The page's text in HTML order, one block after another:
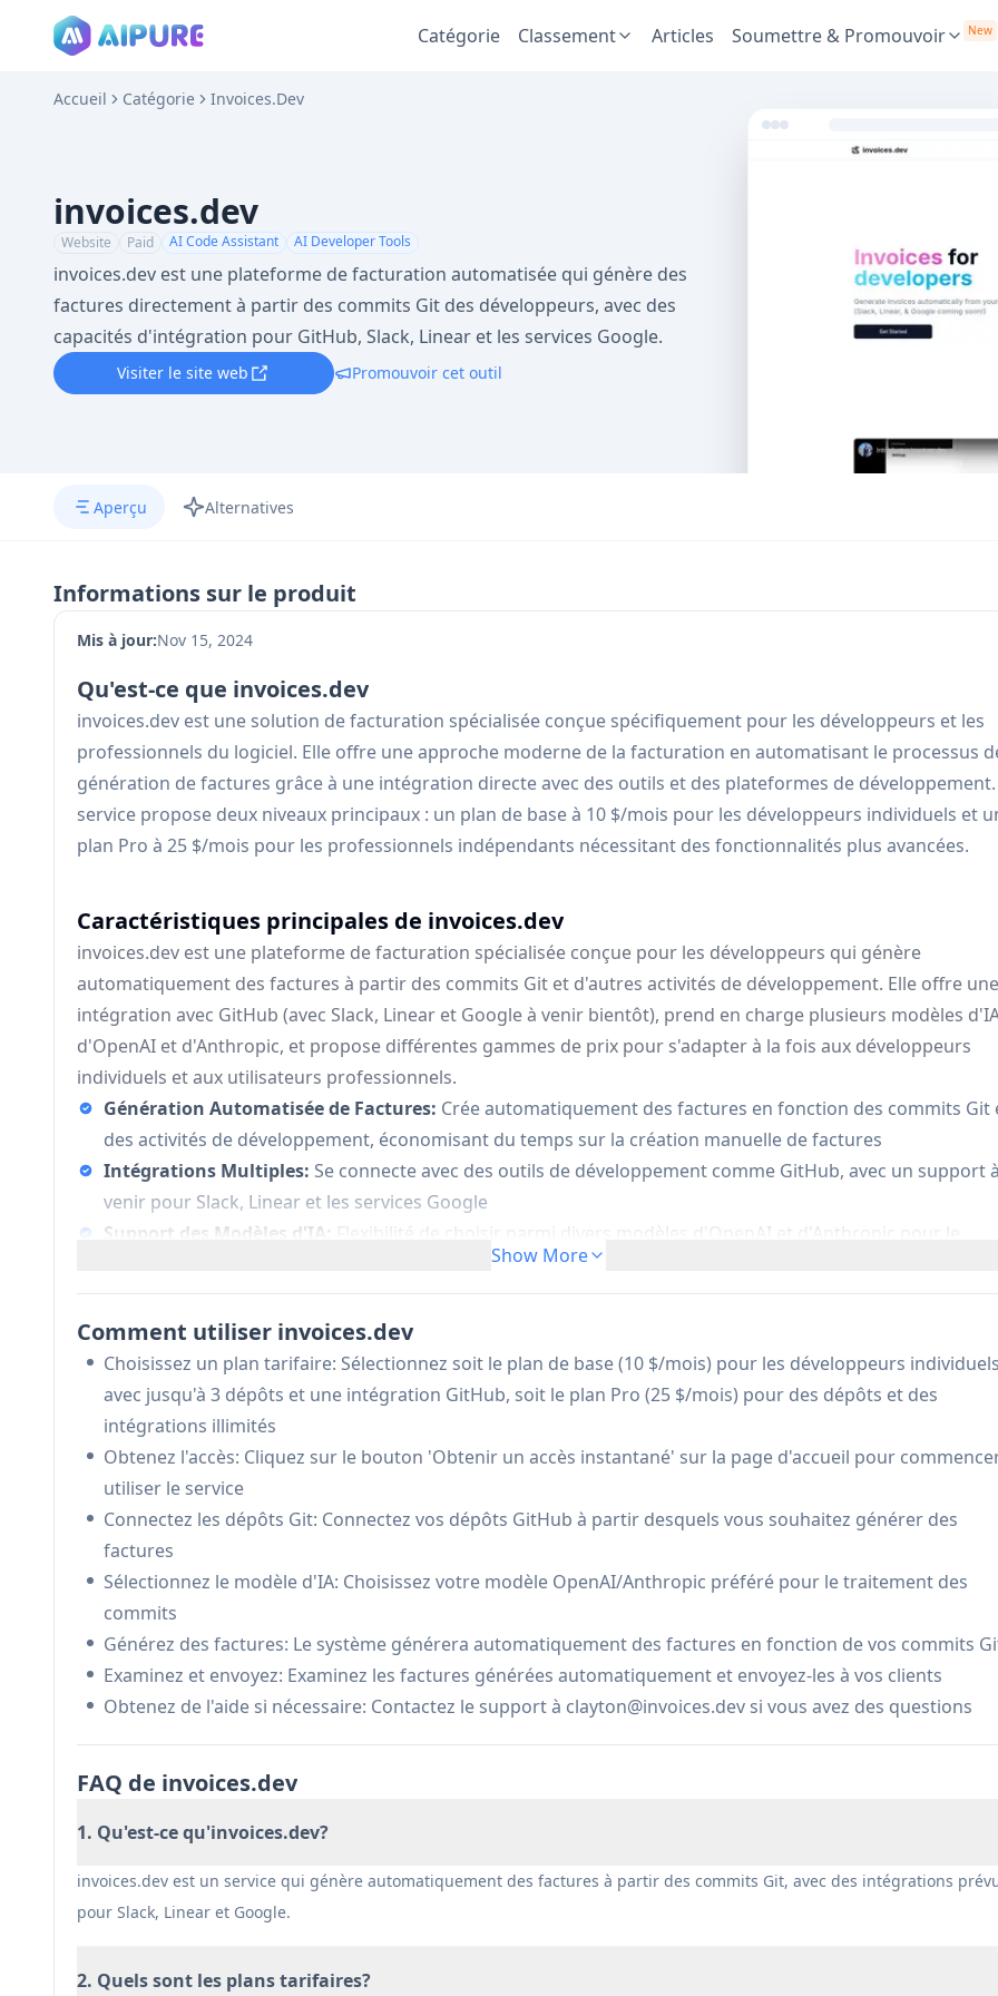
Catégorie Classement Articles Soumettre & Promouvoir New
Accueil Catégorie Invoices.dev
invoices.dev
Website Paid AI Code Assistant AI Developer Tools
invoices.dev est une plateforme de facturation automatisée qui génère des
factures directement à partir des commits Git des développeurs, avec des
capacités d'intégration pour GitHub, Slack, Linear et les services Google.
Visiter le site web Promouvoir cet outil
Aperçu Alternatives
Informations sur le produit
Mis à jour:Nov 15, 2024
Qu'est-ce que invoices.dev
invoices.dev est une solution de facturation spécialisée conçue spécifiquement pour les développeurs et les
professionnels du logiciel. Elle offre une approche moderne de la facturation en automatisant le processus
génération de factures grâce à une intégration directe avec des outils et des plateformes de développement.
service propose deux niveaux principaux : un plan de base à 10 $/mois pour les développeurs individuels et
plan Pro à 25 $/mois pour les professionnels indépendants nécessitant des fonctionnalités plus avancées.
Caractéristiques principales de invoices.dev
invoices.dev est une plateforme de facturation spécialisée conçue pour les développeurs qui génère
automatiquement des factures à partir des commits Git et d'autres activités de développement. Elle offre une
intégration avec GitHub (avec Slack, Linear et Google à venir bientôt), prend en charge plusieurs modèles
d'OpenAI et d'Anthropic, et propose différentes gammes de prix pour s'adapter à la fois aux développeurs
individuels et aux utilisateurs professionnels.
Génération Automatisée de Factures: Crée automatiquement des factures en fonction des commits Git
des activités de développement, économisant du temps sur la création manuelle de factures
Intégrations Multiples: Se connecte avec des outils de développement comme GitHub, avec un support à
venir pour Slack, Linear et les services Google
Support des Modèles d'IA: Flexibilité de choisir parmi divers modèles d'OpenAI et d'Anthropic pour le
Structure de Tarification Échelonnée:Propose des plans de base (10 $/mois) et pro (25 $/mois) pour
répondre à différents besoins et échelles d'opération
Cas d'utilisation de invoices.dev
Développement Freelance: Parfait pour les développeurs freelances qui ont besoin de suivre et de facturer
leur travail en fonction des commits Git
Agences de Logiciels: Aide les agences de développement à automatiser leur processus de facturation
sur les contributions réelles de code
Contributeurs Open Source: Permet de suivre et de facturer les contributions à plusieurs dépôts et projets
Avantages
La génération automatisée de factures fait gagner du temps
Intégration directe avec les flux de travail de développement
Sélection flexible de modèles d'IA
Inconvénients
Service relativement nouveau avec des fonctionnalités encore en développement
Show More
Comment utiliser invoices.dev
Choisissez un plan tarifaire: Sélectionnez soit le plan de base (10 $/mois) pour les développeurs individuels
avec jusqu'à 3 dépôts et une intégration GitHub, soit le plan Pro (25 $/mois) pour des dépôts et des
intégrations illimités
Obtenez l'accès: Cliquez sur le bouton 'Obtenir un accès instantané' sur la page d'accueil pour
utiliser le service
Connectez les dépôts Git: Connectez vos dépôts GitHub à partir desquels vous souhaitez générer des
factures
Sélectionnez le modèle d'IA: Choisissez votre modèle OpenAI/Anthropic préféré pour le traitement des
commits
Générez des factures: Le système générera automatiquement des factures en fonction de vos commits
Examinez et envoyez: Examinez les factures générées automatiquement et envoyez-les à vos clients
Obtenez de l'aide si nécessaire: Contactez le support à clayton@invoices.dev si vous avez des questions
FAQ de invoices.dev
1. Qu'est-ce qu'invoices.dev?
invoices.dev est un service qui génère automatiquement des factures à partir des commits Git, avec des intégrations
pour Slack, Linear et Google.
2. Quels sont les plans tarifaires?